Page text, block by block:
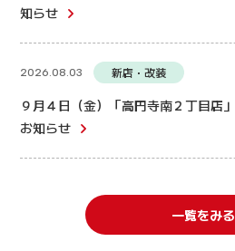
知らせ
2026.08.03 新店・改装
９月４日（金）「高円寺南２丁目店
お知らせ
一覧をみる